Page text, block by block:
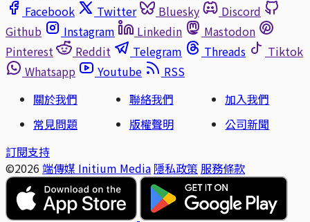
Facebook
Twitter Bluesky
Discord
Github
Instagram Linkedin
Mastodon
Pinterest
Reddit Telegram Threads
Tiktok
Whatsapp
Youtube
RSS
關於我們
聯絡我們
加入我們
常見問題
版權聲明
公司新聞
訂閱支持
©2026 端傳媒 Initium Media 隱私政策 服務條款